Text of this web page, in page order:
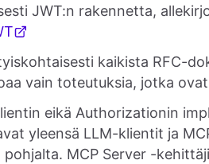
JWT:n rakennetta,
kaikista RFC-
vain toteutuksia, jotka
eikä Authorizationin
yleensä LLM-klientit ja
MCP Server -